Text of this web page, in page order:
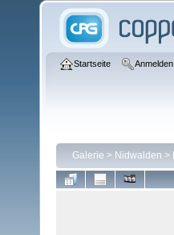
Startseite Anmelden
Galerie > Nidwalden >